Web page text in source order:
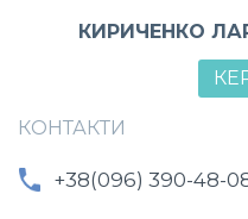
КИРИЧЕНКО
КОНТАКТИ
+38(096) 390-48-